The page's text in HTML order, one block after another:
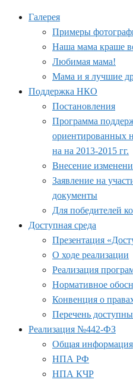
Галерея
Примеры
Наша мама краше
Любимая мама!
Мама и я лучшие
Поддержка НКО
Постановления
Программа
ориентированных
на на 2013-2015 гг.
Внесение
Заявление на
документы
Для победителей
Доступная среда
Презентация
О ходе реализации
Реализация
Нормативное
Конвенция о
Перечень
Реализация №442-ФЗ
Общая информация
НПА РФ
НПА КЧР